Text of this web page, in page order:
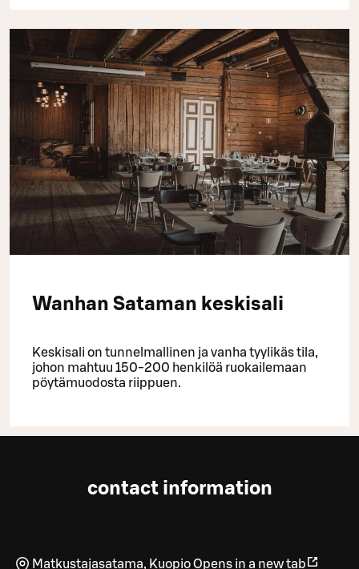
Wanhan Sataman keskisali
Keskisali on tunnelmallinen ja vanha tyylikäs tila,
johon mahtuu 150-200 henkilöä ruokailemaan
pöytämuodosta riippuen.
contact information
Matkustajasatama, KuopioOpens in a new tab